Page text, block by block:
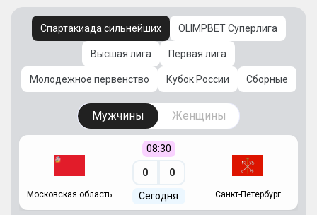
Спартакиада сильнейших OLIMPBET Суперлига
Высшая лига Первая лига
Молодежное первенство Кубок России Сборные
Мужчины Женщины
Московская область
08:30
0 0
Сегодня Санкт-Петербург